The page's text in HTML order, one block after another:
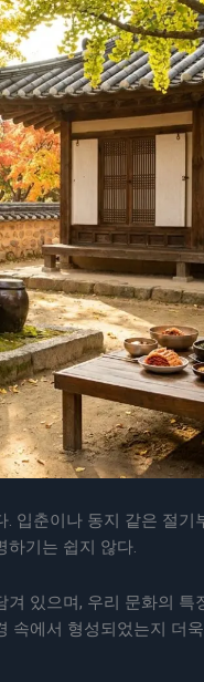
입춘이나 동지 같은 절기
하기는 쉽지 않다.
있으며, 우리 문화의 특
속에서 형성되었는지 더